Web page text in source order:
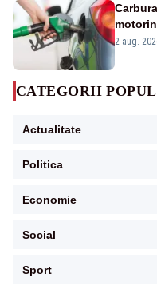
2 aug.
CATEGORII
Actualitate
Politica
Economie
Social
Sport